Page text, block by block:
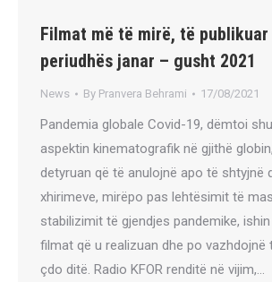
Filmat më të mirë, të
periudhës janar – gusht 2021
News By Pranvera Behrami 17/08/2021
Pandemia globale Covid-19, dëmtoi
aspektin kinematografik në gjithë
detyruan që të anulojnë apo të shtyjnë
xhirimeve, mirëpo pas lehtësimit të
stabilizimit të gjendjes pandemike,
filmat që u realizuan dhe po vazhdojnë
çdo ditë. Radio KFOR renditë në vijim,…